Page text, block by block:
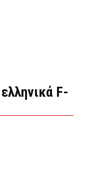
F-